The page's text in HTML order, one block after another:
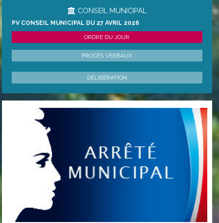
CONSEIL MUNICIPAL
PV CONSEIL MUNICIPAL DU 27 AVRIL 2026
ORDRE DU JOUR
PROCÈS VERBAUX
DÉLIBÉRATION